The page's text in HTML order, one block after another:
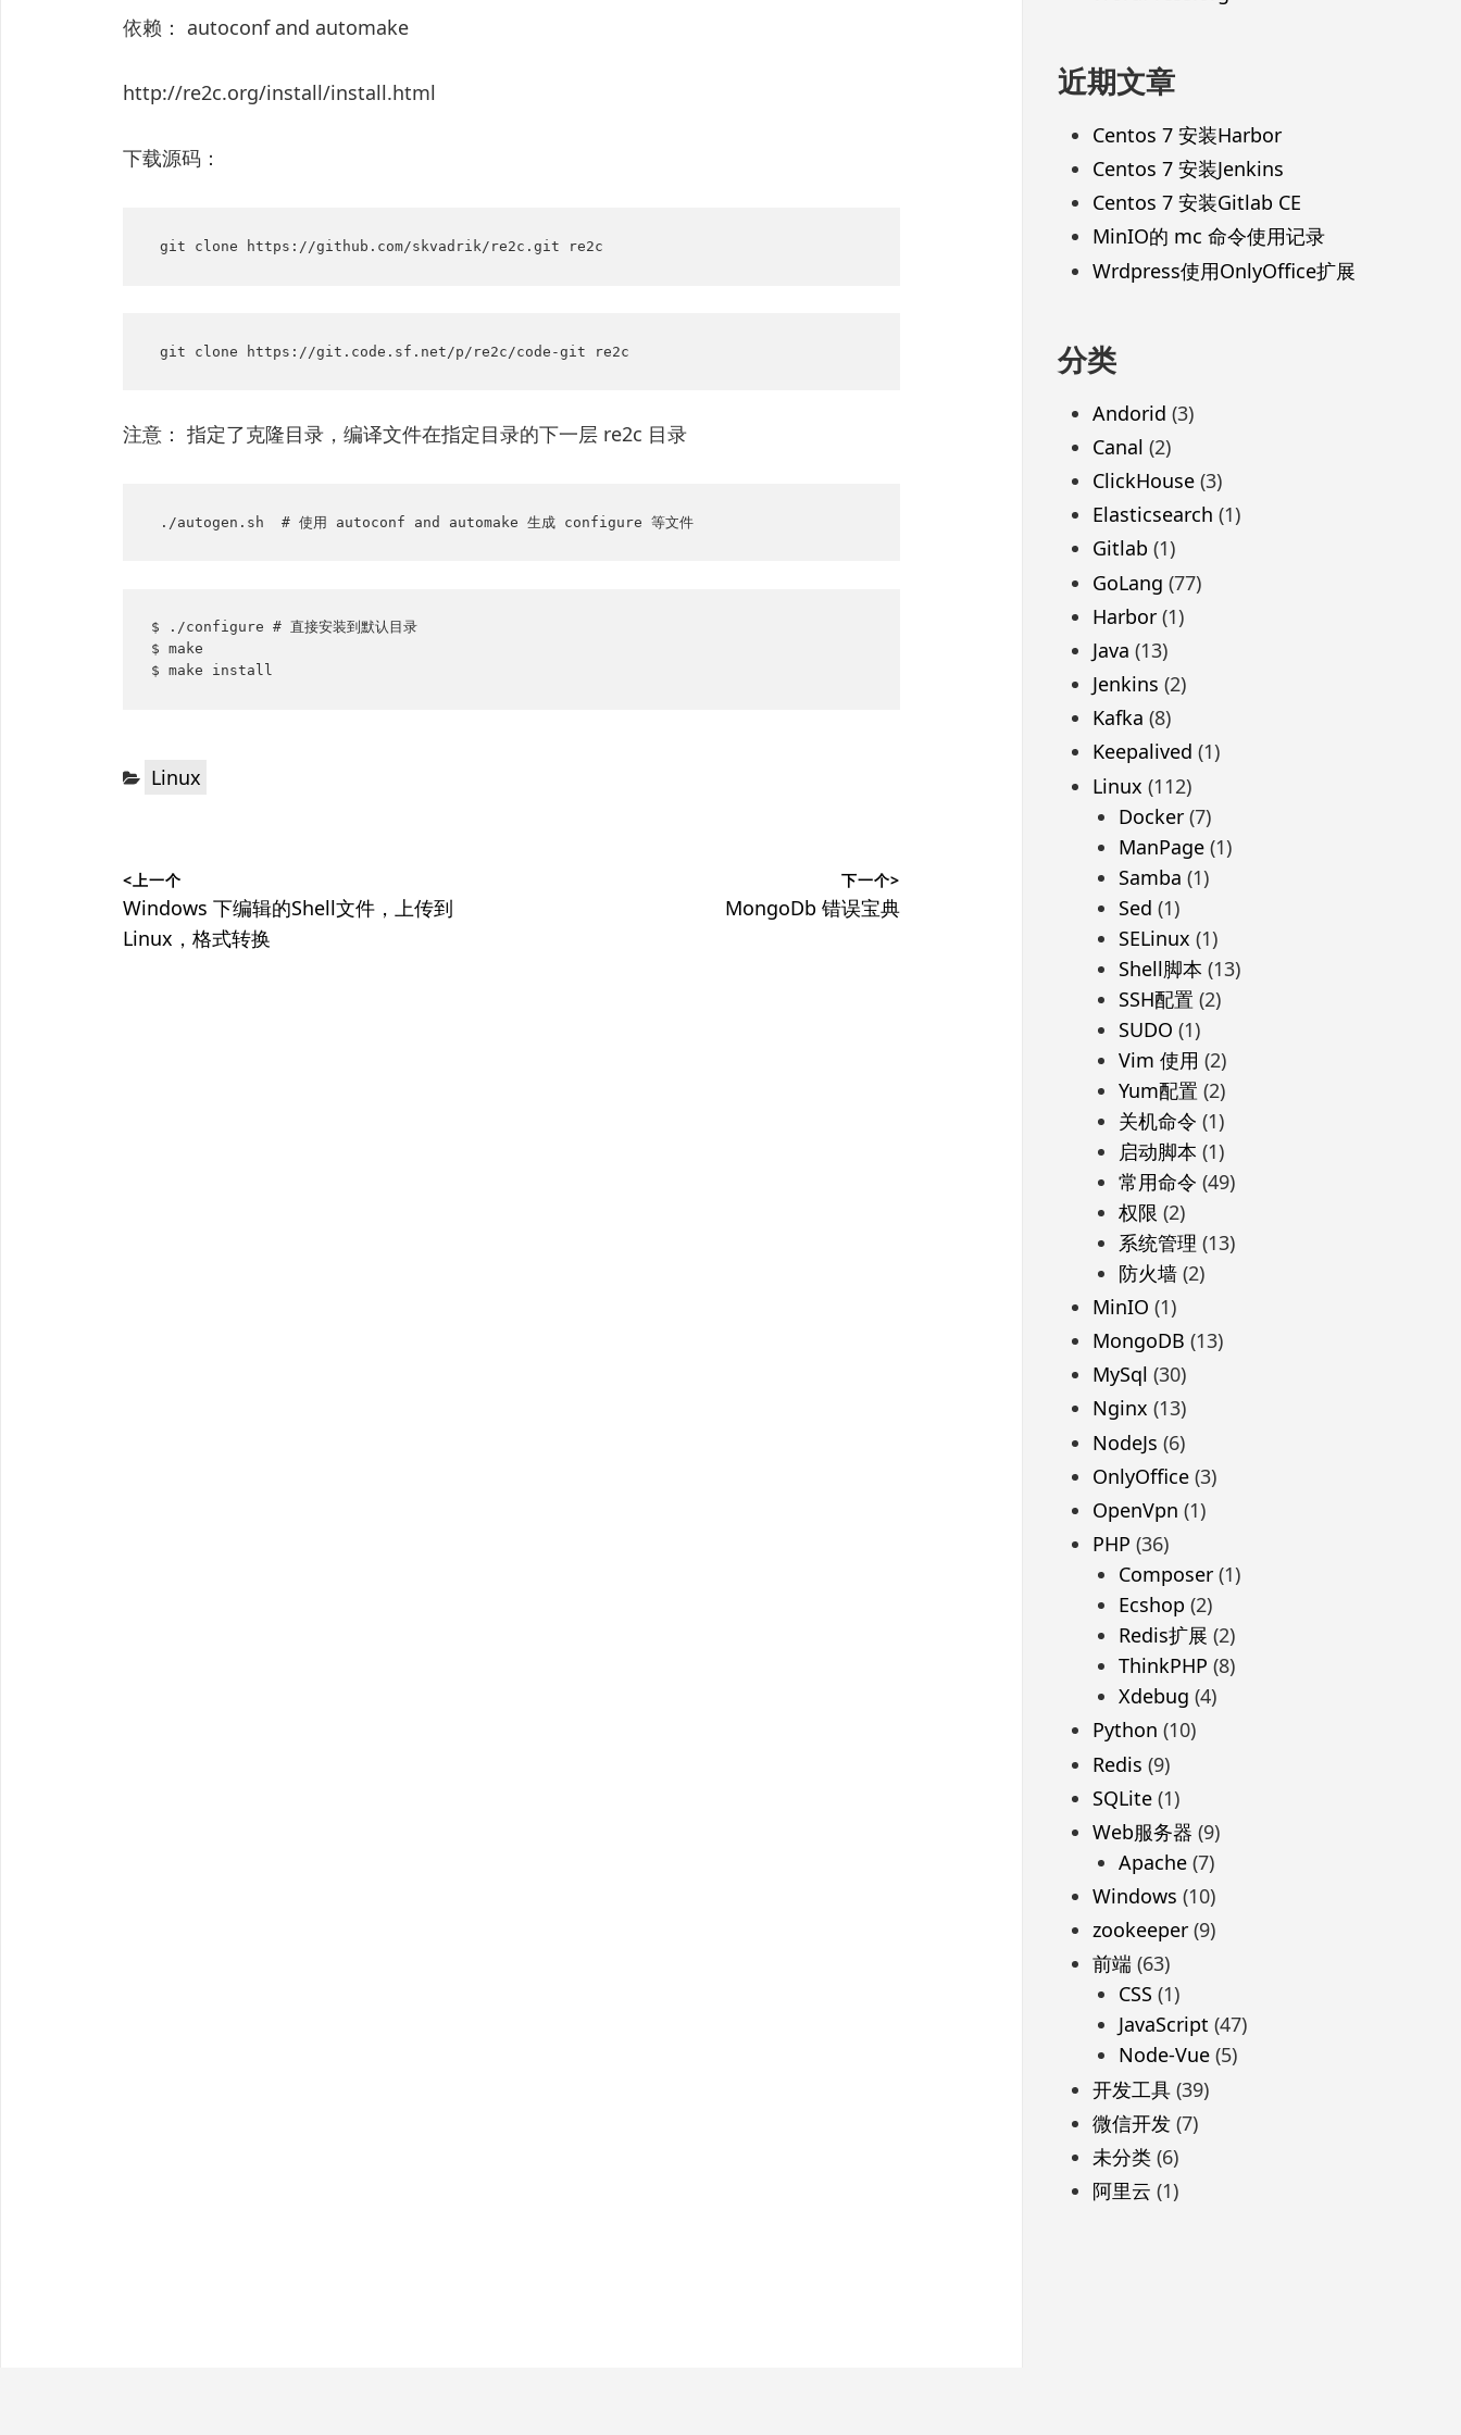
依赖： autoconf and automake
http://re2c.org/install/install.html
下载源码：
git clone https://github.com/skvadrik/re2c.git re2c
git clone https://git.code.sf.net/p/re2c/code-git re2c
注意： 指定了克隆目录，编译文件在指定目录的下一层 re2c 目录
./autogen.sh  # 使用 autoconf and automake 生成 configure 等文件
$ ./configure # 直接安装到默认目录
$ make
$ make install
分 Linux
章
导
<上一个
上
篇
Windows 下编辑的Shell文件，上传到
Linux，格式转换
下一个>
下
MongoDb 错误宝典
近期文章
Centos 7 安装Harbor
Centos 7 安装Jenkins
Centos 7 安装Gitlab CE
MinIO的 mc 命令使用记录
Wrdpress使用OnlyOffice扩展
分类
Andorid (3)
Canal (2)
ClickHouse(3)
Elasticsearch (1)
Gitlab (1)
GoLang (77)
Harbor(1)
Java (13)
Jenkins (2)
Kafka (8)
Keepalived (1)
Linux (112)
Docker(7)
ManPage(1)
Samba (1)
Sed (1)
SELinux (1)
Shell脚本 (13)
SSH配置 (2)
SUDO (1)
Vim 使用 (2)
Yum配置 (2)
关机命令 (1)
启动脚本 (1)
常用命令 (49)
权限 (2)
系统管理 (13)
防火墙(2)
MinIO (1)
MongoDB (13)
MySql (30)
Nginx (13)
NodeJs (6)
OnlyOffice(3)
OpenVpn (1)
PHP (36)
Composer(1)
Ecshop (2)
Redis扩展 (2)
ThinkPHP (8)
Xdebug (4)
Python (10)
Redis (9)
SQLite(1)
Web服务器 (9)
Apache(7)
Windows (10)
zookeeper(9)
前端(63)
CSS (1)
JavaScript (47)
Node-Vue(5)
开发工具(39)
微信开发(7)
未分类(6)
阿里云 (1)